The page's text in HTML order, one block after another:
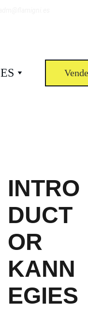
ES
INTRO
DUCT
OR
KANN
EGIES